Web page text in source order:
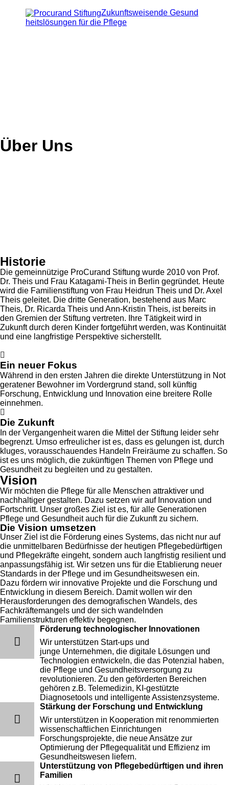
content
Zukunftsweisende Gesund
heitslösungen für die Pflege
Über Uns
Historie
Die gemeinnützige ProCurand Stiftung wurde 2010 von Prof.
Dr. Theis und Frau Katagami-Theis in Berlin gegründet. Heute
wird die Familienstiftung von Frau Heidrun Theis und Dr. Axel
Theis geleitet. Die dritte Generation, bestehend aus Marc
Theis, Dr. Ricarda Theis und Ann-Kristin Theis, ist bereits in
den Gremien der Stiftung vertreten. Ihre Tätigkeit wird in
Zukunft durch deren Kinder fortgeführt werden, was Kontinuität
und eine langfristige Perspektive sicherstellt.
Ein neuer Fokus
Während in den ersten Jahren die direkte Unterstützung in Not
geratener Bewohner im Vordergrund stand, soll künftig
Forschung, Entwicklung und Innovation eine breitere Rolle
einnehmen.
Die Zukunft
In der Vergangenheit waren die Mittel der Stiftung leider sehr
begrenzt. Umso erfreulicher ist es, dass es gelungen ist, durch
kluges, vorausschauendes Handeln Freiräume zu schaffen. So
ist es uns möglich, die zukünftigen Themen von Pflege und
Gesundheit zu begleiten und zu gestalten.
Vision
Wir möchten die Pflege für alle Menschen attraktiver und
nachhaltiger gestalten. Dazu setzen wir auf Innovation und
Fortschritt. Unser großes Ziel ist es, für alle Generationen
Pflege und Gesundheit auch für die Zukunft zu sichern.
Die Vision umsetzen
Unser Ziel ist die Förderung eines Systems, das nicht nur auf
die unmittelbaren Bedürfnisse der heutigen Pflegebedürftigen
und Pflegekräfte eingeht, sondern auch langfristig resilient und
anpassungsfähig ist. Wir setzen uns für die Etablierung neuer
Standards in der Pflege und im Gesundheitswesen ein.
Dazu fördern wir innovative Projekte und die Forschung und
Entwicklung in diesem Bereich. Damit wollen wir den
Herausforderungen des demografischen Wandels, des
Fachkräftemangels und der sich wandelnden
Familienstrukturen effektiv begegnen.
Förderung technologischer Innovationen
Wir unterstützen Start-ups und
junge Unternehmen, die digitale Lösungen und
Technologien entwickeln, die das Potenzial haben,
die Pflege und Gesundheitsversorgung zu
revolutionieren. Zu den geförderten Bereichen
gehören z.B. Telemedizin, KI-gestützte
Diagnosetools und intelligente Assistenzsysteme.
Stärkung der Forschung und Entwicklung
Wir unterstützen in Kooperation mit renommierten
wissenschaftlichen Einrichtungen
Forschungsprojekte, die neue Ansätze zur
Optimierung der Pflegequalität und Effizienz im
Gesundheitswesen liefern.
Unterstützung von Pflegebedürftigen und ihren
Familien